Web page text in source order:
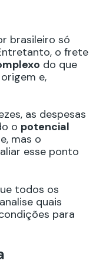
brasileiro só
o frete
do que
e,
as despesas
o potencial
mas o
esse ponto
todos os
quais
para